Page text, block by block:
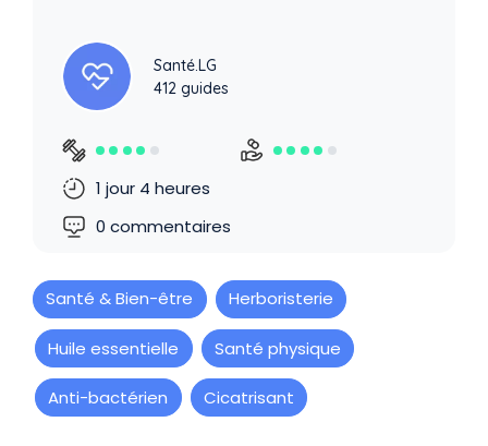
Santé.LG
412 guides
1 jour 4 heures
0 commentaires
Santé & Bien-être Herboristerie
Huile essentielle Santé physique
Anti-bactérien Cicatrisant